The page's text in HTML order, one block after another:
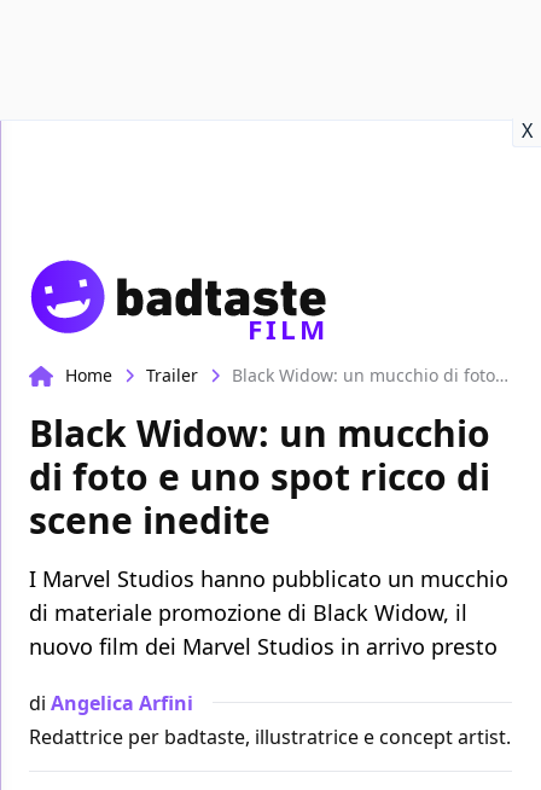
X
FILM
Home Trailer Black Widow: un mucchio di foto e uno spot ricco di scene inedite
Black Widow: un mucchio
di foto e uno spot ricco di
scene inedite
I Marvel Studios hanno pubblicato un mucchio
di materiale promozione di Black Widow, il
nuovo film dei Marvel Studios in arrivo presto
di Angelica Arfini
Redattrice per badtaste, illustratrice e concept artist.